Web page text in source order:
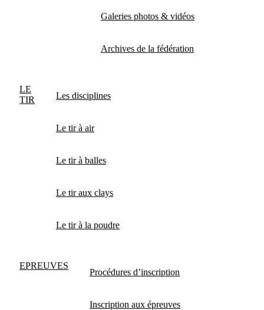
Galeries photos & vidéos
Archives de la fédération
LE
TIR
Les disciplines
Le tir à air
Le tir à balles
Le tir aux clays
Le tir à la poudre
EPREUVES
Procédures d’inscription
Inscription aux épreuves